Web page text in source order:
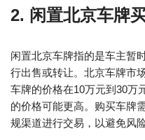
2. 闲置北京车牌
闲置北京车牌指的是车主暂
行出售或转让。北京车牌市
车牌的价格在10万元到30万
的价格可能更高。购买车牌
规渠道进行交易，以避免风险